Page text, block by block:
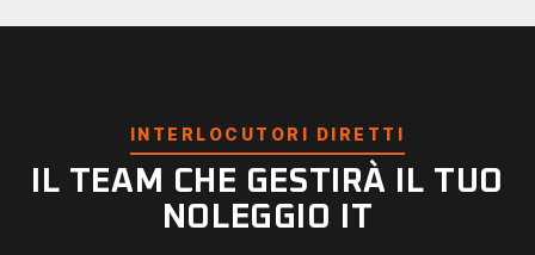
INTERLOCUTORI DIRETTI
IL TEAM CHE GESTIRÀ IL TUO
NOLEGGIO IT